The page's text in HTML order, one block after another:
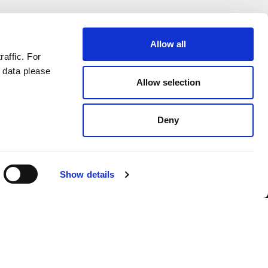
For
please
Show details
Allow all
Allow selection
Deny